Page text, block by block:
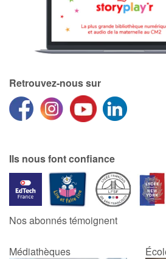
Retrouvez-nous sur
Ils nous font confiance
Nos abonnés témoignent
Médiathèques